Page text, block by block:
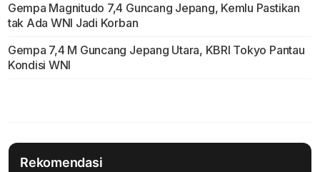
Gempa Magnitudo 7,4 Guncang Jepang, Kemlu Pastikan
tak Ada WNI Jadi Korban
Gempa 7,4 M Guncang Jepang Utara, KBRI Tokyo Pantau
Kondisi WNI
Rekomendasi